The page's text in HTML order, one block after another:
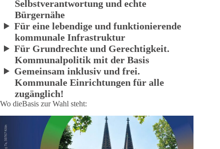
Selbstverantwortung und echte
Bürgernähe
Für eine lebendige und funktionierende
kommunale Infrastruktur
Für Grundrechte und Gerechtigkeit.
Kommunalpolitik mit der Basis
Gemeinsam inklusiv und frei.
Kommunale Einrichtungen für alle
zugänglich!
Wo dieBasis zur Wahl steht: